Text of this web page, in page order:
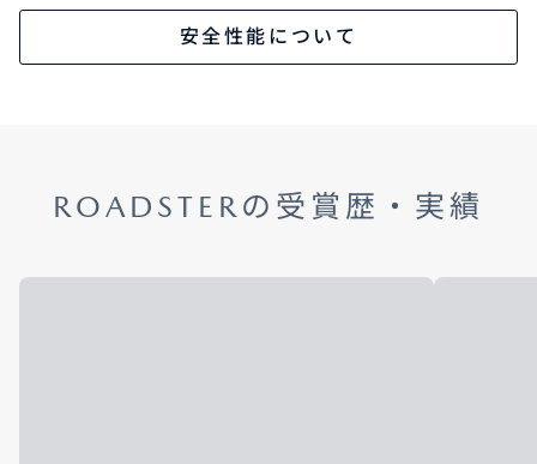
安全性能について
ROADSTERの受賞歴・実績